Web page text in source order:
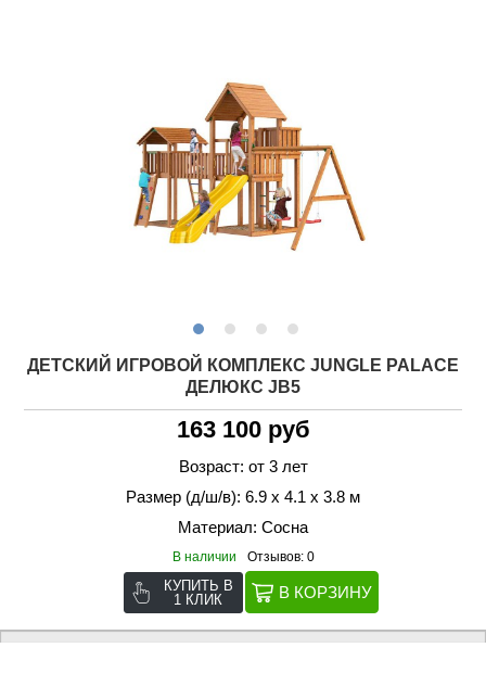
ДЕТСКИЙ ИГРОВОЙ КОМПЛЕКС JUNGLE PALACE
ДЕЛЮКС JВ5
163 100 руб
Возраст: от 3 лет
Размер (д/ш/в): 6.9 х 4.1 х 3.8 м
Материал: Сосна
В наличии Отзывов: 0
КУПИТЬ В
1 КЛИК